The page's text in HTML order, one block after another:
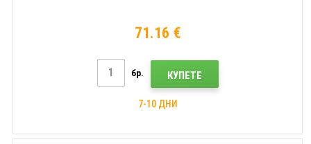
71.16 €
бр. КУПЕТЕ
7-10 ДНИ